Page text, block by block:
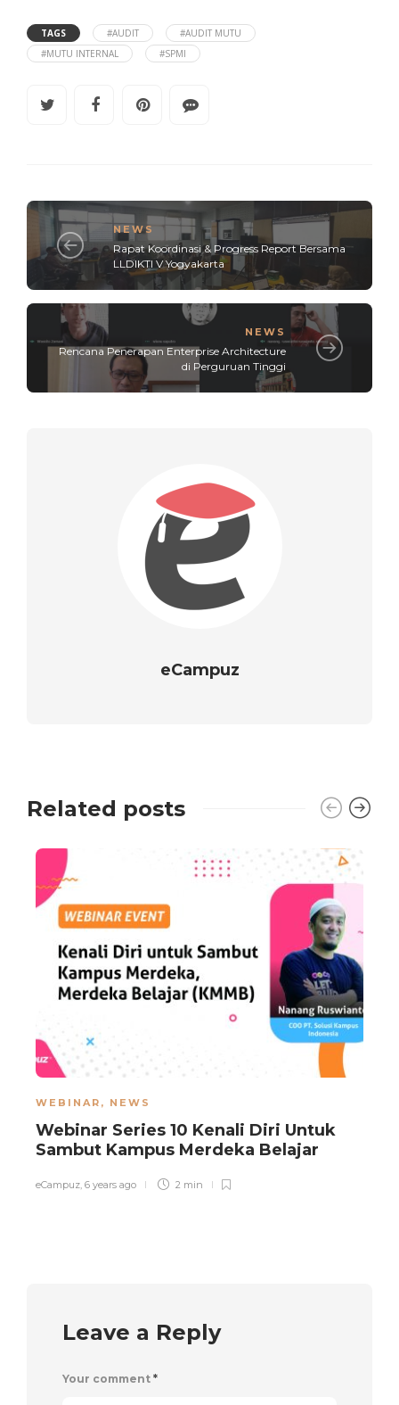
TAGS #AUDIT
#AUDIT MUTU
#MUTU INTERNAL
#SPMI
NEWS
Rapat Koordinasi & Progress Report Bersama
LLDIKTI V Yogyakarta
NEWS
Rencana Penerapan Enterprise Architecture
di Perguruan Tinggi
eCampuz
Related posts
WEBINAR , NEWS
Webinar Series 10 Kenali Diri Untuk
Sambut Kampus Merdeka Belajar
eCampuz, 6 years ago 2 min
Leave a Reply
Your comment *